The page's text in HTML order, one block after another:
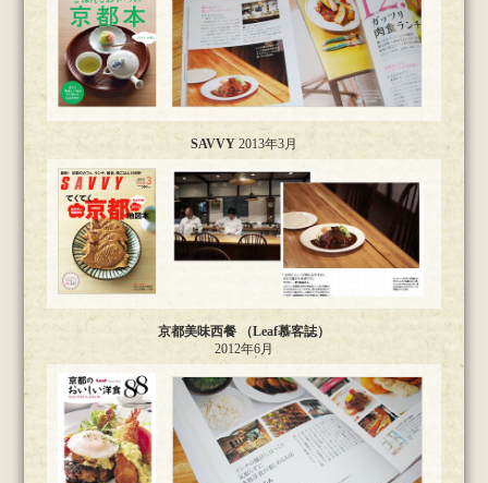
SAVVY 2013年3月
京都美味西餐 （Leaf慕客誌）
2012年6月